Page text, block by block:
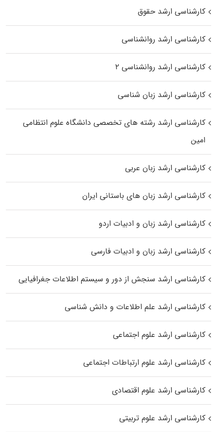
کارشناسی ارشد حقوق
کارشناسی ارشد روانشناسی
کارشناسی ارشد روانشناسی ۲
کارشناسی ارشد زبان شناسی
کارشناسی ارشد رﺷﺘﻪ ﻫﺎی تخصصی داﻧﺸﮕﺎه ﻋﻠﻮم انتظامی
اﻣﻴﻦ
کارشناسی ارشد زبان عربی
کارشناسی ارشد زبان‌ های باستانی ایران
کارشناسی ارشد زبان و ادبیات اردو
کارشناسی ارشد زبان و ادبیات فارسی
کارشناسی ارشد سنجش از دور و سیستم اطلاعات جغرافیایی
کارشناسی ارشد علم اطلاعات و دانش شناسی
کارشناسی ارشد علوم اجتماعی
کارشناسی ارشد علوم ارتباطات اجتماعی
کارشناسی ارشد علوم اقتصادی
کارشناسی ارشد علوم تربیتی